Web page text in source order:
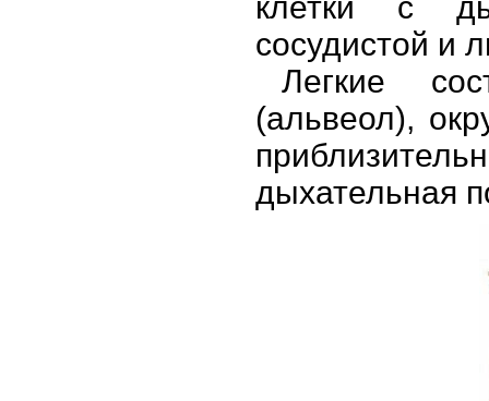
сосудистой и
Легкие
(альвеол),
дыхательная